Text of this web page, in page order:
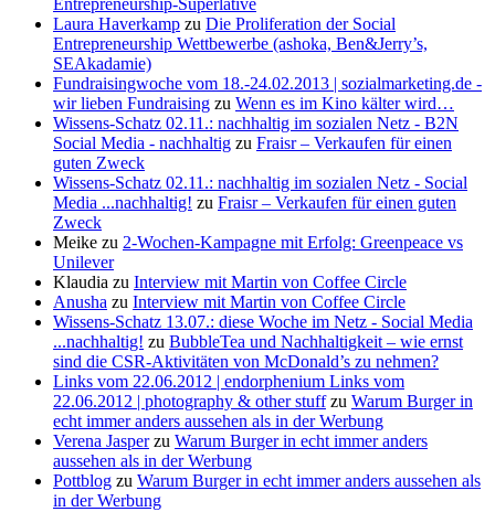
Entrepreneurship-Superlative
Laura Haverkamp zu Die Proliferation der Social
Entrepreneurship Wettbewerbe (ashoka, Ben&Jerry’s,
SEAkadamie)
Fundraisingwoche vom 18.-24.02.2013 | sozialmarketing.de -
wir lieben Fundraising zu Wenn es im Kino kälter wird…
Wissens-Schatz 02.11.: nachhaltig im sozialen Netz - B2N
Social Media - nachhaltig zu Fraisr – Verkaufen für einen
guten Zweck
Wissens-Schatz 02.11.: nachhaltig im sozialen Netz - Social
Media ...nachhaltig! zu Fraisr – Verkaufen für einen guten
Zweck
Meike zu 2-Wochen-Kampagne mit Erfolg: Greenpeace vs
Unilever
Klaudia zu Interview mit Martin von Coffee Circle
Anusha zu Interview mit Martin von Coffee Circle
Wissens-Schatz 13.07.: diese Woche im Netz - Social Media
...nachhaltig! zu BubbleTea und Nachhaltigkeit – wie ernst
sind die CSR-Aktivitäten von McDonald’s zu nehmen?
Links vom 22.06.2012 | endorphenium Links vom
22.06.2012 | photography & other stuffzu Warum Burger in
echt immer anders aussehen als in der Werbung
Verena Jasperzu Warum Burger in echt immer anders
aussehen als in der Werbung
Pottblog zu Warum Burger in echt immer anders aussehen als
in der Werbung